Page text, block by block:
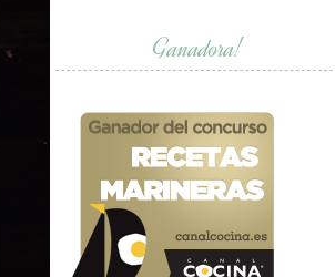
Ganadora!